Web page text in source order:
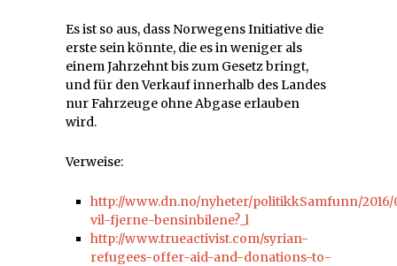
Es ist so aus, dass Norwegens Initiative die
erste sein könnte, die es in weniger als
einem Jahrzehnt bis zum Gesetz bringt,
und für den Verkauf innerhalb des Landes
nur Fahrzeuge ohne Abgase erlauben
wird.
Verweise:
http://www.dn.no/nyheter/politikkSamfunn/
vil-fjerne-bensinbilene?_l
http://www.trueactivist.com/syrian-
refugees-offer-aid-and-donations-to-